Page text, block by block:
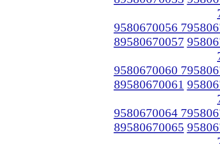
9580670056
89580670057
9580670060
89580670061
9580670064
89580670065